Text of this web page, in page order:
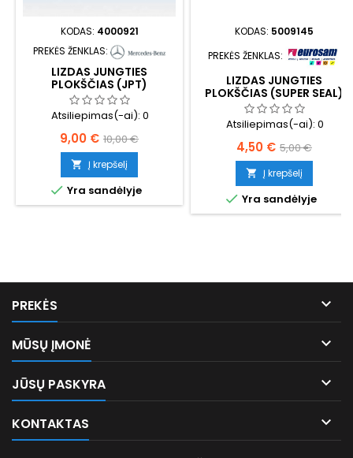
KODAS: 4000921
PREKĖS ŽENKLAS:
LIZDAS JUNGTIES
PLOKŠČIAS (JPT)
Atsiliepimas(-ai): 0
Kaina
9,00 € Bazinė
kaina
10,00 €
 Į krepšelį
 Yra sandėlyje
KODAS: 5009145
PREKĖS ŽENKLAS:
LIZDAS JUNGTIES
PLOKŠČIAS (SUPER SEAL)
Atsiliepimas(-ai): 0
Kaina
4,50 € Bazinė
kaina
5,00 €
 Į krepšelį
 Yra sandėlyje
PREKĖS 
MŪSŲ ĮMONĖ 
JŪSŲ PASKYRA 
KONTAKTAS 